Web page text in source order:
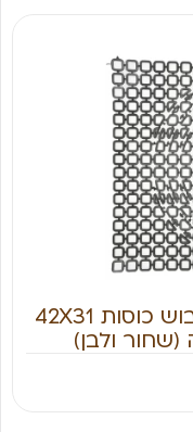
משטח פלסטיק רשת לבר/ייבוש כוסות 42X31